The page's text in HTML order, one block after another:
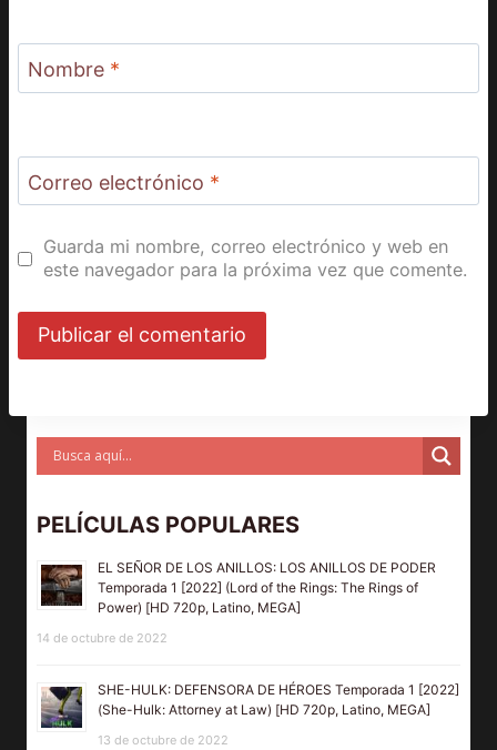
Nombre *
Correo electrónico *
Guarda mi nombre, correo electrónico y web en
este navegador para la próxima vez que comente.
PELÍCULAS POPULARES
EL SEÑOR DE LOS ANILLOS: LOS ANILLOS DE PODER
Temporada 1 [2022] (Lord of the Rings: The Rings of
Power) [HD 720p, Latino, MEGA]
14 de octubre de 2022
SHE-HULK: DEFENSORA DE HÉROES Temporada 1 [2022]
(She-Hulk: Attorney at Law) [HD 720p, Latino, MEGA]
13 de octubre de 2022